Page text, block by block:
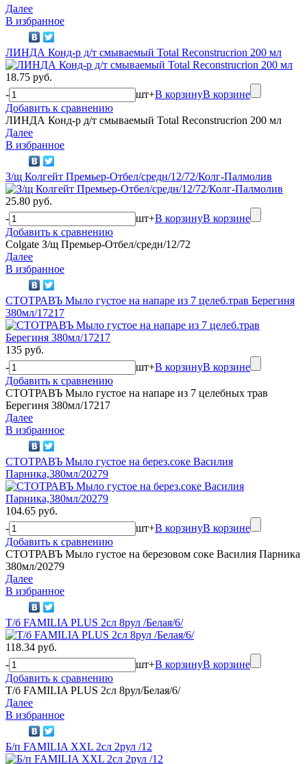
Далее
В избранное
ЛИНДА Конд-р д/т смываемый Total Reconstrucrion 200 мл
18.75 руб.
-
шт+В корзинуВ корзине
Добавить к сравнению
ЛИНДА Конд-р д/т смываемый Total Reconstrucrion 200 мл
Далее
В избранное
З/щ Колгейт Премьер-Отбел/средн/12/72/Колг-Палмолив
25.80 руб.
-
шт+В корзинуВ корзине
Добавить к сравнению
Colgate З/щ Премьер-Отбел/средн/12/72
Далее
В избранное
СТОТРАВЪ Мыло густое на напаре из 7 целеб.трав Берегиня
380мл/17217
135 руб.
-
шт+В корзинуВ корзине
Добавить к сравнению
СТОТРАВЪ Мыло густое на напаре из 7 целебных трав
Берегиня 380мл/17217
Далее
В избранное
СТОТРАВЪ Мыло густое на берез.соке Василия
Парника,380мл/20279
104.65 руб.
-
шт+В корзинуВ корзине
Добавить к сравнению
СТОТРАВЪ Мыло густое на березовом соке Василия Парника
380мл/20279
Далее
В избранное
Т/б FAMILIA PLUS 2сл 8рул /Белая/6/
118.34 руб.
-
шт+В корзинуВ корзине
Добавить к сравнению
Т/б FAMILIA PLUS 2сл 8рул/Белая/6/
Далее
В избранное
Б/п FAMILIA XXL 2сл 2рул /12